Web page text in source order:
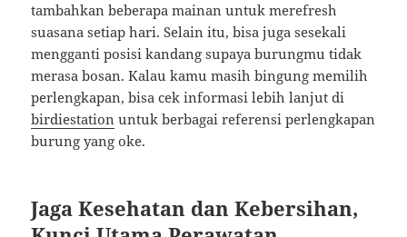
tambahkan beberapa mainan untuk merefresh
suasana setiap hari. Selain itu, bisa juga sesekali
mengganti posisi kandang supaya burungmu tidak
merasa bosan. Kalau kamu masih bingung memilih
perlengkapan, bisa cek informasi lebih lanjut di
birdiestation untuk berbagai referensi perlengkapan
burung yang oke.
Jaga Kesehatan dan Kebersihan,